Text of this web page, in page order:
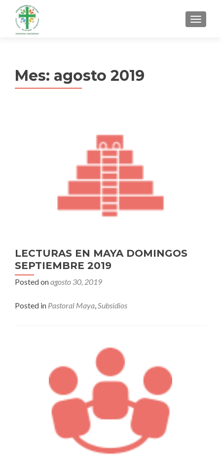
MENU
Mes: agosto 2019
LECTURAS EN MAYA DOMINGOS
SEPTIEMBRE 2019
Posted onagosto 30, 2019
Posted in Pastoral Maya,Subsidios